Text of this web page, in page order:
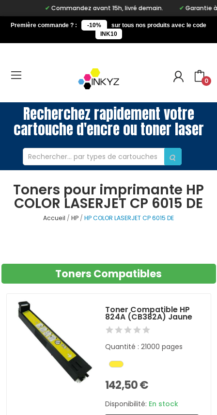
Commandez avant 15h, livré demain. Garantie à
Première commande ? : -10%
sur tous nos produits avec le code
INK10
0
Recherchez rapidement votre
cartouche d'encre ou toner laser
Toners pour imprimante HP
COLOR LASERJET CP 6015 DE
Accueil HP HP COLOR LASERJET CP 6015 DE
Toners Compatibles
Toner Compatible HP
824A (CB382A) Jaune
Quantité : 21000 pages
142,50 €
Disponibilité: En stock